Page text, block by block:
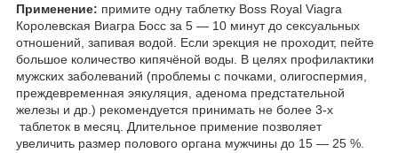
Применение: примите одну таблетку Boss Royal Viagra
Королевская Виагра Босс за 5 ― 10 минут до сексуальных
отношений, запивая водой. Если эрекция не проходит, пейте
большое количество кипячёной воды. В целях профилактики
мужских заболеваний (проблемы с почками, олигоспермия,
преждевременная эякуляция, аденома предстательной
железы и др.) рекомендуется принимать не более 3-х
таблеток в месяц. Длительное примение позволяет
увеличить размер полового органа мужчины до 15 ― 25 %.